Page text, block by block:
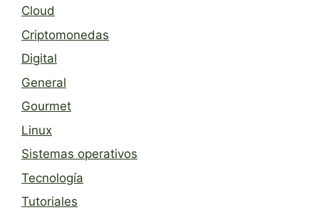
Cloud
Criptomonedas
Digital
General
Gourmet
Linux
Sistemas operativos
Tecnología
Tutoriales